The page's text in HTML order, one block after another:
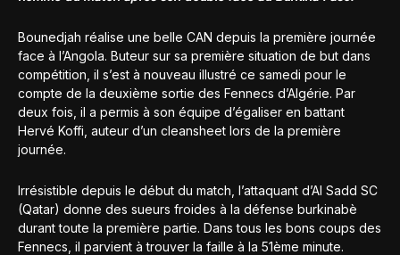
Bounedjah réalise une belle CAN depuis la première journée
face à l’Angola. Buteur sur sa première situation de but dans
compétition, il s’est à nouveau illustré ce samedi pour le
compte de la deuxième sortie des Fennecs d’Algérie. Par
deux fois, il a permis à son équipe d’égaliser en battant
Hervé Koffi, auteur d’un cleansheet lors de la première
journée.
Irrésistible depuis le début du match, l’attaquant d’Al Sadd SC
(Qatar) donne des sueurs froides à la défense burkinabè
durant toute la première partie. Dans tous les bons coups des
Fennecs, il parvient à trouver la faille à la 51ème minute.